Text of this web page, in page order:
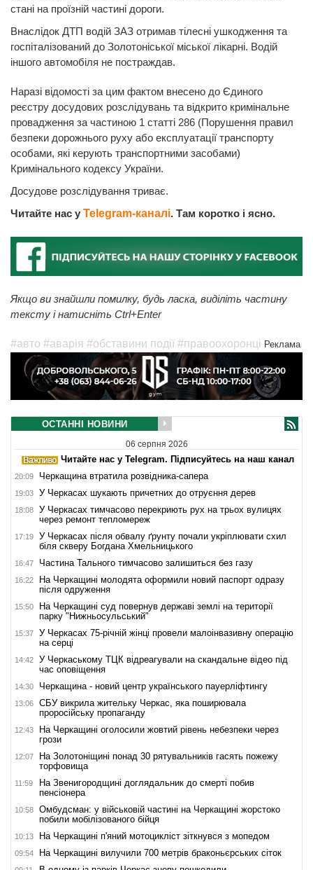
стані на проїзній частині дороги.
Внаслідок ДТП водій ЗАЗ отримав тілесні ушкодження та
госпіталізований до Золотоніської міської лікарні. Водій
іншого автомобіля не постраждав.
Наразі відомості за цим фактом внесено до Єдиного
реєстру досудових розслідувань та відкрито кримінальне
провадження за частиною 1 статті 286 (Порушення правил
безпеки дорожнього руху або експлуатації транспорту
особами, які керують транспортними засобами)
Кримінального кодексу України.
Досудове розслідування триває.
Читайте нас у Telegram-каналі. Там коротко і ясно.
Якщо ви знайшли помилку, будь ласка, виділіть частину
тексту і натисніть Ctrl+Enter
#авто #аварія #обставини події #правоохоронці Реклама
ОСТАННІ НОВИНИ
06 серпня 2026
Читайте нас у Telegram. Підписуйтесь на наш канал
20:09 Черкащина втратила розвідника-сапера
19:03 У Черкасах шукають причетних до отруєння дерев
18:08
У Черкасах тимчасово перекриють рух на трьох вулицях
через ремонт тепломереж
17:19
У Черкасах після обвалу ґрунту почали укріплювати схил
біля скверу Богдана Хмельницького
16:47 Частина Тального тимчасово залишиться без газу
16:22
На Черкащині молодята оформили новий паспорт одразу
після одруження
15:50
На Черкащині суд повернув державі землі на території
парку "Нижньосульський"
15:37
У Черкасах 75-річній жінці провели малоінвазивну операцію
на серці
14:42
У Черкаському ТЦК відреагували на скандальне відео під
час оповіщення
14:30 Черкащина - новий центр українського пауерліфтингу
13:06
СБУ викрила жительку Черкас, яка поширювала
проросійську пропаганду
12:43
На Черкащині оголосили жовтий рівень небезпеки через
грози
12:07
На Золотоніщині понад 30 рятувальників гасять пожежу
торфовища
11:59
На Звенигородщині доглядальник до смерті побив
пенсіонера
10:58
Омбудсман: у військовій частині на Черкащині жорстоко
побили мобілізованого бійця
10:13 На Черкащині п'яний мотоцикліст зіткнувся з мопедом
09:54 На Черкащині вилучили 700 метрів браконьєрських сіток